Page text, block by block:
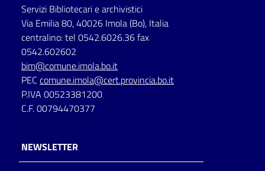
Seguici
su
Servizi Bibliotecari e archivistici
Via Emilia 80, 40026 Imola (Bo), Italia
centralino: tel 0542.6026.36 fax
0542.602602
bim@comune.imola.bo.it
PEC comune.imola@cert.provincia.bo.it
P.IVA 00523381200
C.F. 00794470377
NEWSLETTER